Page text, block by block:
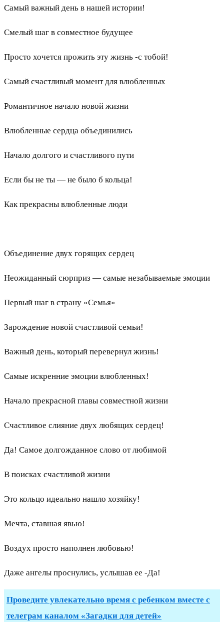
Самый важный день в нашей истории!
Смелый шаг в совместное будущее
Просто хочется прожить эту жизнь -с тобой!
Самый счастливый момент для влюбленных
Романтичное начало новой жизни
Влюбленные сердца объединились
Начало долгого и счастливого пути
Если бы не ты — не было б кольца!
Как прекрасны влюбленные люди
Объединение двух горящих сердец
Неожиданный сюрприз — самые незабываемые эмоции
Первый шаг в страну «Семья»
Зарождение новой счастливой семьи!
Важный день, который перевернул жизнь!
Самые искренние эмоции влюбленных!
Начало прекрасной главы совместной жизни
Счастливое слияние двух любящих сердец!
Да! Самое долгожданное слово от любимой
В поисках счастливой жизни
Это кольцо идеально нашло хозяйку!
Мечта, ставшая явью!
Воздух просто наполнен любовью!
Даже ангелы проснулись, услышав ее -Да!
Проведите увлекательно время с ребенком вместе с
телеграм каналом «Загадки для детей»